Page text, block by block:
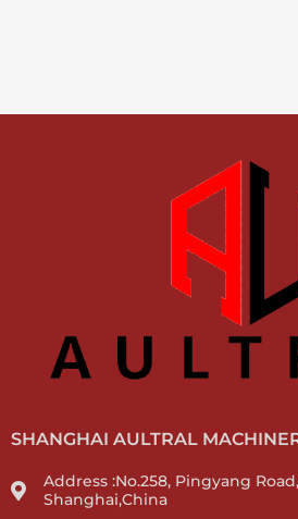
SHANGHAI AULTRAL
Address :No.258, Pingyang
Shanghai,China